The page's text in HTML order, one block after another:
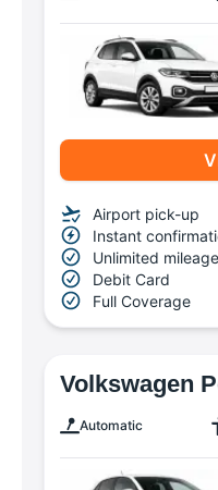
Airport pick-up
Instant
Unlimited mileage
Debit Card
Full Coverage
Volkswagen
Automatic